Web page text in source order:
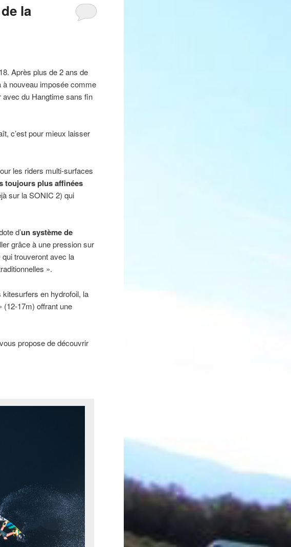
la
Après plus de 2 ans de
nouveau imposée comme
avec du Hangtime sans fin
c’est pour mieux laisser
les riders multi-surfaces
toujours plus affinées
sur la SONIC 2) qui
d’un système de
grâce à une pression sur
trouveront avec la
».
en hydrofoil, la
(12-17m) offrant une
propose de découvrir